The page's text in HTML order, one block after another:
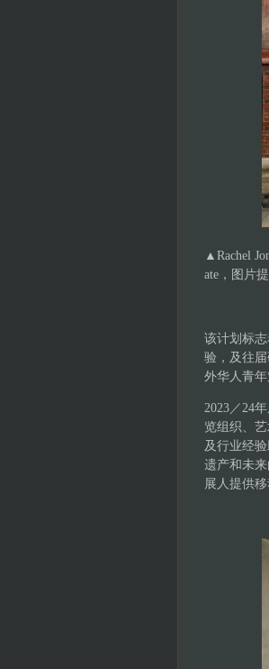
▲Rachel
ate，图片
该计划标
验，及往
外华人青
2023／24
览组织、
及行业经
遗产和未
展人提供